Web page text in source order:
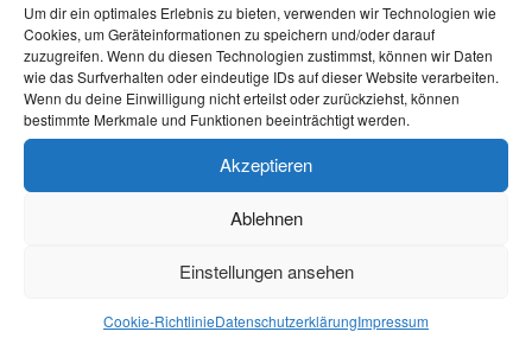
Um dir ein optimales Erlebnis zu bieten, verwenden wir Technologien wie
Cookies, um Geräteinformationen zu speichern und/oder darauf
zuzugreifen. Wenn du diesen Technologien zustimmst, können wir Daten
wie das Surfverhalten oder eindeutige IDs auf dieser Website verarbeiten.
Wenn du deine Einwilligung nicht erteilst oder zurückziehst, können
bestimmte Merkmale und Funktionen beeinträchtigt werden.
Akzeptieren
Ablehnen
Einstellungen ansehen
Cookie-RichtlinieDatenschutzerklärungImpressum
+ Zu Google Kalender hinzufügen
+ iCal / Outlook export